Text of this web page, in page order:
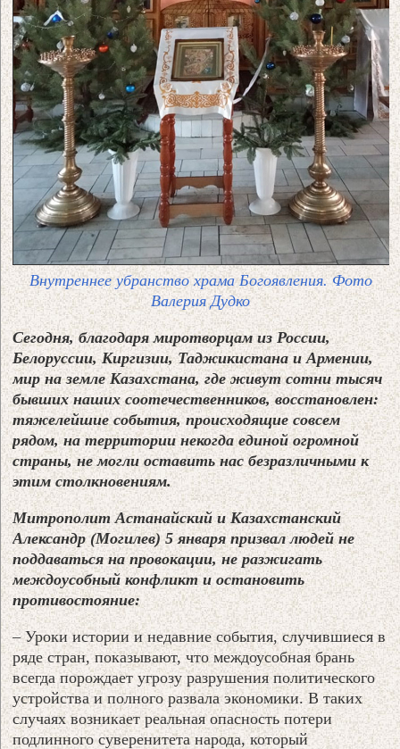
Внутреннее убранство храма Богоявления. Фото
Валерия Дудко
Сегодня, благодаря миротворцам из России,
Белоруссии, Киргизии, Таджикистана и Армении,
мир на земле Казахстана, где живут сотни тысяч
бывших наших соотечественников, восстановлен:
тяжелейшие события, происходящие совсем
рядом, на территории некогда единой огромной
страны, не могли оставить нас безразличными к
этим столкновениям.
Митрополит Астанайский и Казахстанский
Александр (Могилев) 5 января призвал людей не
поддаваться на провокации, не разжигать
междоусобный конфликт и остановить
противостояние:
– Уроки истории и недавние события, случившиеся в
ряде стран, показывают, что междоусобная брань
всегда порождает угрозу разрушения политического
устройства и полного развала экономики. В таких
случаях возникает реальная опасность потери
подлинного суверенитета народа, который